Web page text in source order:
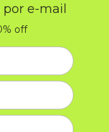
e-mail
off